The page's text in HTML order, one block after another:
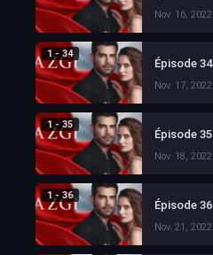
Nov. 16, 2022
1 - 34
Épisode 34
Nov. 17, 2022
1 - 35
Épisode 35
Nov. 18, 2022
1 - 36
Épisode 36
Nov. 21, 2022